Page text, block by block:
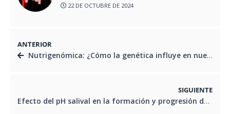
22 DE OCTUBRE DE 2024
ANTERIOR
Nutrigenómica: ¿Cómo la genética influye en nuestra alimentación?
SIGUIENTE
Efecto del pH salival en la formación y progresión de caries dentales